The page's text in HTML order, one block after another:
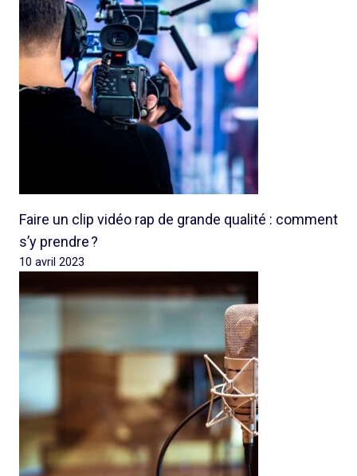
Faire un clip vidéo rap de grande qualité : comment
s’y prendre ?
10 avril 2023